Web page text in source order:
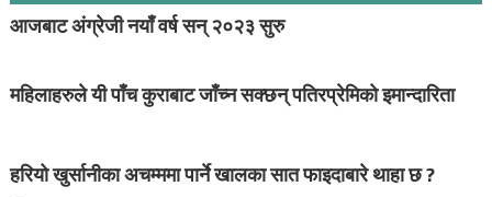
आजबाट अंग्रेजी नयाँ वर्ष सन् २०२३ सुरु
महिलाहरुले यी पाँच कुराबाट जाँच्न सक्छन् पतिरप्रेमिको इमान्दारिता
हरियो खुर्सानीका अचम्ममा पार्ने खालका सात फाइदाबारे थाहा छ ?